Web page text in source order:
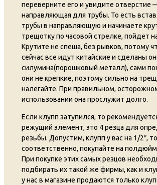
переверните его и увидите отверстие
направляющая для трубы. То есть
трубы в направляющую и начинаете
трещотку по часовой стрелке, пойдет
Крутите не спеша, без рывков, потому
сейчас все идут китайские и сделаны
силумина(порошковый металл), сами
они не крепкие, поэтому сильно на
налегайте. При правильном,
использовании она прослужит долго.
Если клупп затупился, то
режущий элемент, это 4 резца для
резьбы. Допустим, клупп у вас на 1/2″,
соответственно, покупайте на
При покупке этих самых резцов
подбирать их такой же фирмы, как и
у нас в магазине продаются только